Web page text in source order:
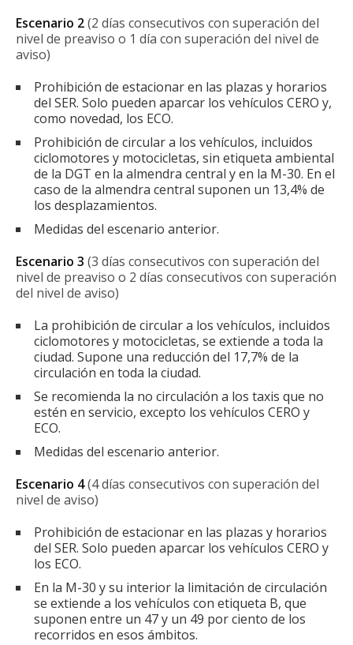
Escenario 2(2 días consecutivos con superación del
nivel de preaviso o 1 día con superación del nivel de
aviso)
Prohibición de estacionar en las plazas y horarios
del SER. Solo pueden aparcar los vehículos CERO y,
como novedad, los ECO.
Prohibición de circular a los vehículos, incluidos
ciclomotores y motocicletas, sin etiqueta ambiental
de la DGT en la almendra central y en la M-30. En el
caso de la almendra central suponen un 13,4% de
los desplazamientos.
Medidas del escenario anterior.
Escenario 3 (3 días consecutivos con superación del
nivel de preaviso o 2 días consecutivos con superación
del nivel de aviso)
La prohibición de circular a los vehículos, incluidos
ciclomotores y motocicletas, se extiende a toda la
ciudad. Supone una reducción del 17,7% de la
circulación en toda la ciudad.
Se recomienda la no circulación a los taxis que no
estén en servicio, excepto los vehículos CERO y
ECO.
Medidas del escenario anterior.
Escenario 4(4 días consecutivos con superación del
nivel de aviso)
Prohibición de estacionar en las plazas y horarios
del SER. Solo pueden aparcar los vehículos CERO y
los ECO.
En la M-30 y su interior la limitación de circulación
se extiende a los vehículos con etiqueta B, que
suponen entre un 47 y un 49 por ciento de los
recorridos en esos ámbitos.